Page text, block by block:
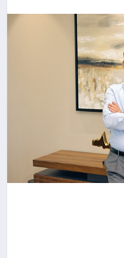
GEZI & SEYAHAT